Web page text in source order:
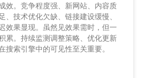
效。竞争程度强、新网站、内容质
、技术优化欠缺、链接建设缓慢、
效果显现。虽然见效果需时，但一
累。持续监测调整策略、优化更新
搜索引擎中的可见性至关重要。